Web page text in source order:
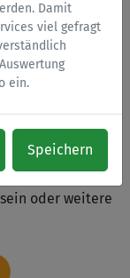
Damit
viel gefragt
ein.
Speichern
ist die
Kosten
Anträge nicht
erkennen Sie
Ihnen bei
Kreditkartezur
oder weitere